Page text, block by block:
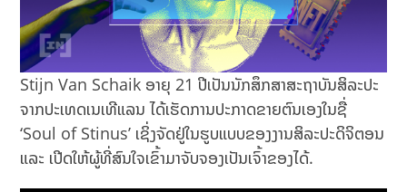
Stijn Van Schaik ອາຍຸ 21 ປີເປັນນັກສຶກສາສະຖາບັນສິລະປະ
ຈາກປະເທດເນເທີແລນ ໄດ້ເຮັດການປະກາດຂາຍຕົນເອງໃນຊື່
‘Soul of Stinus’ ເຊິ່ງຈັດຢູ່ໃນຮູບແບບຂອງງານສິລະປະດິຈິຕອນ
ແລະ ເປີດໃຫ້ຜູ້ທີ່ສົນໃຈເຂົ້າມາຈັບຈອງເປັນເຈົ້າຂອງໄດ້.